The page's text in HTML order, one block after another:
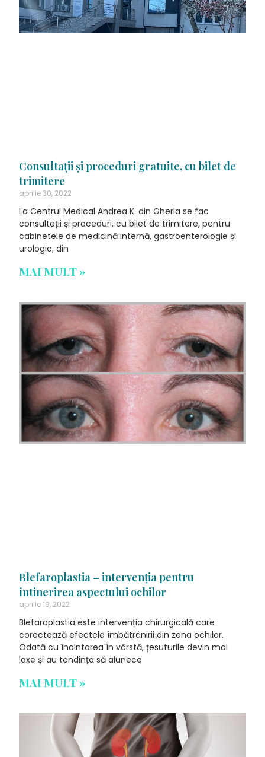
Consultaţii şi proceduri gratuite, cu bilet de
trimitere
aprilie 30, 2022
La Centrul Medical Andrea K. din Gherla se fac
consultații și proceduri, cu bilet de trimitere, pentru
cabinetele de medicină internă, gastroenterologie și
urologie, din
MAI MULT »
Blefaroplastia – intervenţia pentru
întinerirea aspectului ochilor
aprilie 19, 2022
Blefaroplastia este intervenția chirurgicală care
corectează efectele îmbătrânirii din zona ochilor.
Odată cu înaintarea în vârstă, țesuturile devin mai
laxe și au tendința să alunece
MAI MULT »